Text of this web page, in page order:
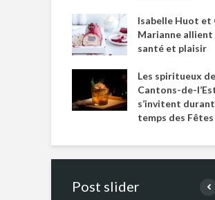
Isabelle Huot et
Marianne allient
santé et plaisir
Les spiritueux
Cantons-de-
s’invitent
temps des Fêtes
Post slider